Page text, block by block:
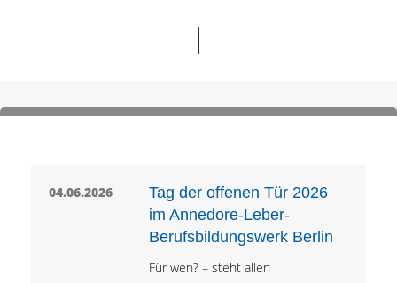
04.06.2026
Tag der offenen Tür 2026
im Annedore-Leber-
Berufsbildungswerk Berlin
Für wen? – steht allen